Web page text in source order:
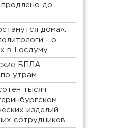
продлено до
дома»:
- о
в Госдуму
БПЛА
утрам
тысяч
изделий
сотрудников